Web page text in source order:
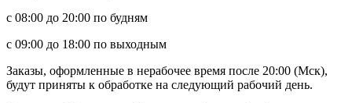
с 08:00 до 20:00 по будням
с 09:00 до 18:00 по выходным
Заказы, оформленные в нерабочее время после 20:00 (Мск),
будут приняты к обработке на следующий рабочий день.